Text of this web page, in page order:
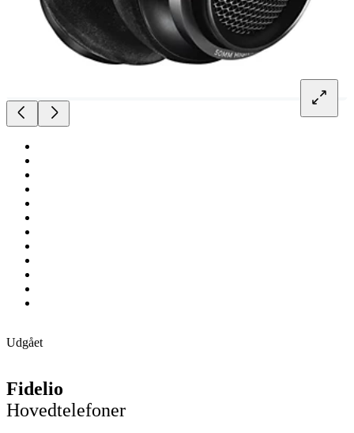
Udgået
Fidelio
Hovedtelefoner